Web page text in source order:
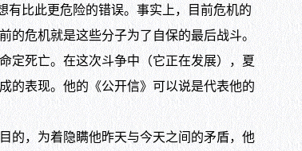
比此更危险的错误。事实上，目前危机的
危机就是这些分子为了自保的最后战斗。
定死亡。在这次斗争中（它正在发展），夏
的表现。他的《公开信》可以说是代表他的
，为着隐瞒他昨天与今天之间的矛盾，他